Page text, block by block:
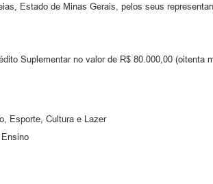
Estado de Minas Gerais, pelos seus
Suplementar no valor de R$ 80.000,00 (oitenta
Esporte, Cultura e Lazer